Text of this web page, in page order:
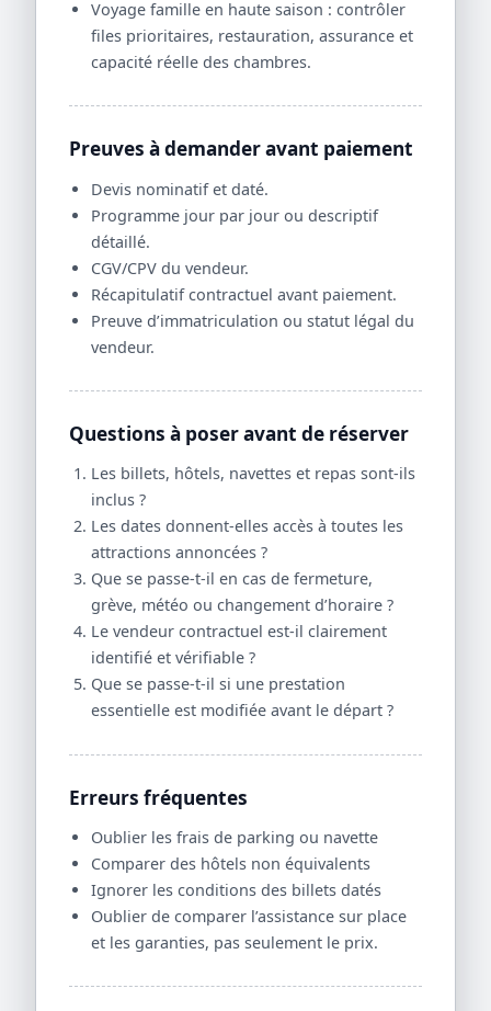
Voyage famille en haute saison : contrôler
files prioritaires, restauration, assurance et
capacité réelle des chambres.
Preuves à demander avant paiement
Devis nominatif et daté.
Programme jour par jour ou descriptif
détaillé.
CGV/CPV du vendeur.
Récapitulatif contractuel avant paiement.
Preuve d’immatriculation ou statut légal du
vendeur.
Questions à poser avant de réserver
Les billets, hôtels, navettes et repas sont-ils
inclus ?
Les dates donnent-elles accès à toutes les
attractions annoncées ?
Que se passe-t-il en cas de fermeture,
grève, météo ou changement d’horaire ?
Le vendeur contractuel est-il clairement
identifié et vérifiable ?
Que se passe-t-il si une prestation
essentielle est modifiée avant le départ ?
Erreurs fréquentes
Oublier les frais de parking ou navette
Comparer des hôtels non équivalents
Ignorer les conditions des billets datés
Oublier de comparer l’assistance sur place
et les garanties, pas seulement le prix.